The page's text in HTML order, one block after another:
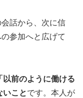
会話から、次に信
参加へと広げて
以前のように働ける
いことです。本人が